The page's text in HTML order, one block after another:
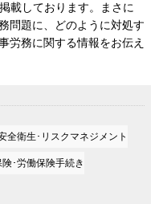
載しております。まさに
問題に、どのように対処す
労務に関する情報をお伝え
全衛生･リスクマネジメント
･労働保険手続き